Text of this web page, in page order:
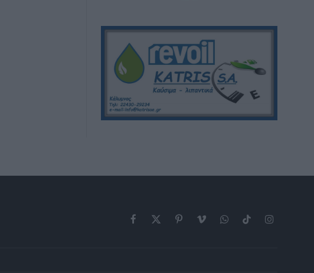
Facebook
X
PinterestVimeoWhatsAppTikTokInstagram